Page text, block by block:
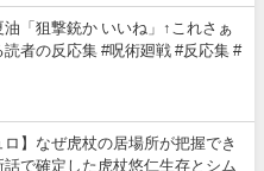
油「狙撃銃か いいね」↑これさぁ
者の反応集 #呪術廻戦 #反応集 #
ロ】なぜ虎杖の居場所が把握でき
で確定した虎杖悠仁生存とシム